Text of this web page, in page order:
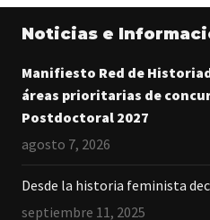
Noticias e
Manifiesto Red de
áreas prioritarias de
Postdoctoral 2027
agosto 7, 2026
Desde la historia feminista
septiembre 11, 2025